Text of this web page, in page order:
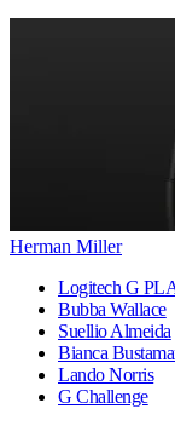
Herman Miller
Logitech G
Bubba Wallace
Suellio Almeida
Bianca
Lando Norris
G Challenge